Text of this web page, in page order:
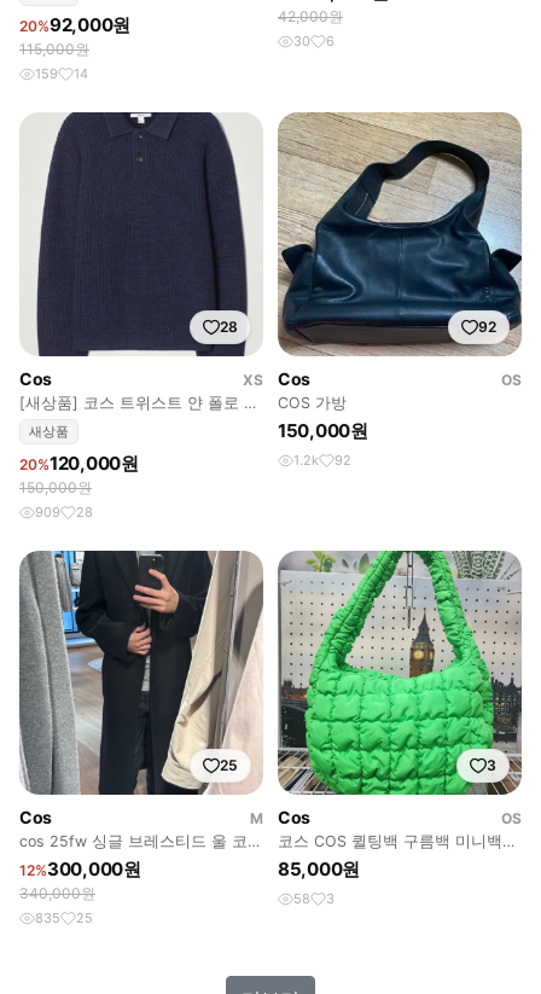
20%92,000원
115,000원
159 14
42,000원
30 6
28
Cos
XS
[새상품] 코스 트위스트 얀 폴로 스
웨터 XS size
새상품
20%120,000원
150,000원
909 28
92
Cos
OS
COS 가방
150,000원
1.2k 92
25
Cos
M
cos 25fw 싱글 브레스티드 울 코트
44
12%300,000원
340,000원
835 25
3
Cos
OS
코스 COS 퀼팅백 구름백 미니백
퀼티드 패디드 숄더백 GD96
85,000원
58 3